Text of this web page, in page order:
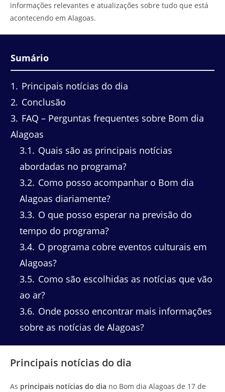
informações relevantes e atualizações sobre tudo que está
acontecendo em Alagoas.
Sumário
1
Principais notícias do dia
2 Conclusão
3 FAQ – Perguntas frequentes sobre Bom dia
Alagoas
3.1
Quais são as principais notícias
abordadas no programa?
3.2 Como posso acompanhar o Bom dia
Alagoas diariamente?
3.3 O que posso esperar na previsão do
tempo do programa?
3.4 O programa cobre eventos culturais em
Alagoas?
3.5 Como são escolhidas as notícias que vão
ao ar?
3.6 Onde posso encontrar mais informações
sobre as notícias de Alagoas?
Principais notícias do dia
As principais notícias do dia no Bom dia Alagoas de 17 de